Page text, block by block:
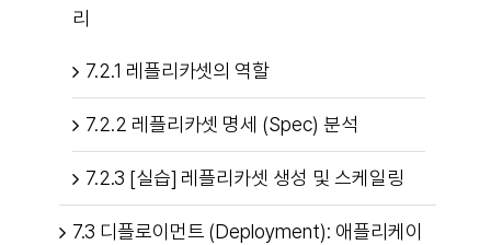
리
7.2.1 레플리카셋의 역할
7.2.2 레플리카셋 명세 (Spec) 분석
7.2.3 [실습] 레플리카셋 생성 및 스케일링
7.3 디플로이먼트 (Deployment): 애플리케이